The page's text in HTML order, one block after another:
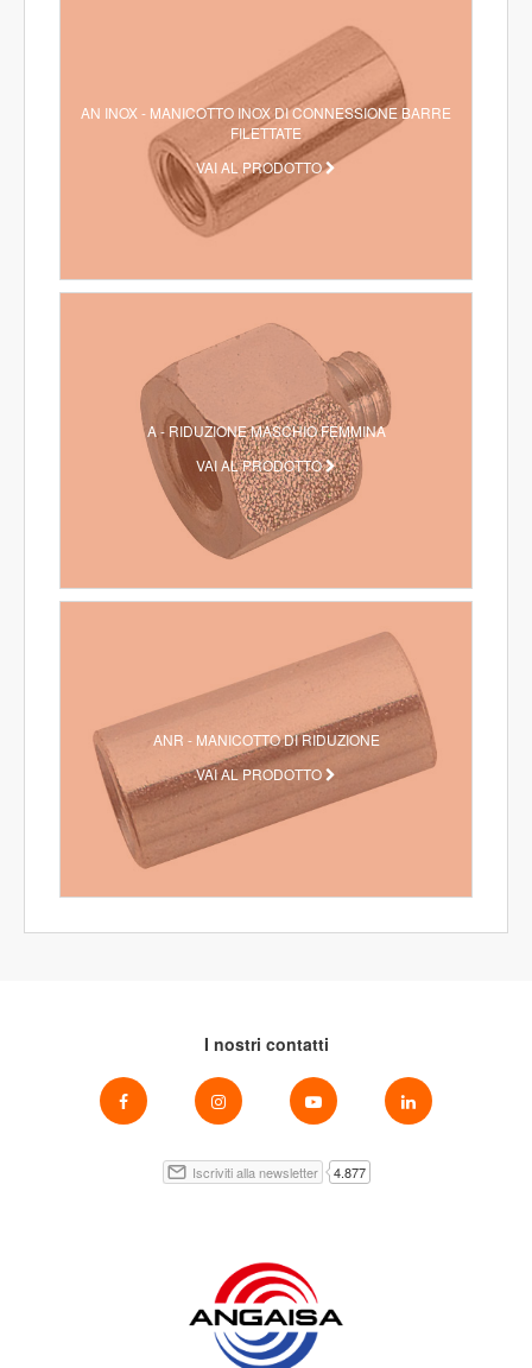
AN INOX - MANICOTTO INOX DI CONNESSIONE BARRE
FILETTATE
VAI AL PRODOTTO
A - RIDUZIONE MASCHIO FEMMINA
VAI AL PRODOTTO
ANR - MANICOTTO DI RIDUZIONE
VAI AL PRODOTTO
I nostri contatti